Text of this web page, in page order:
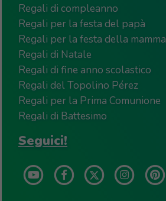
Regali di compleanno
Regali per la festa del papà
Regali per la festa della mamma
Regali di Natale
Regali di fine anno scolastico
Regali del Topolino Pérez
Regali per la Prima Comunione
Regali di Battesimo
Seguici!